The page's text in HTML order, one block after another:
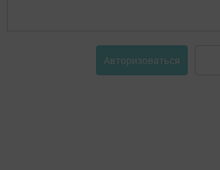
Авторизоваться